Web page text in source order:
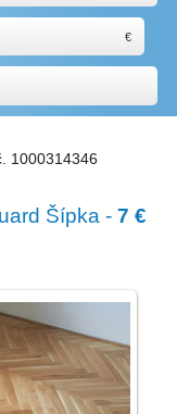
1000314346
Šípka - 7 €